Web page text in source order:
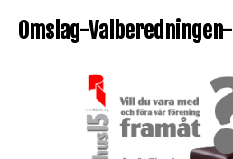
Omslag-Valberedningen-